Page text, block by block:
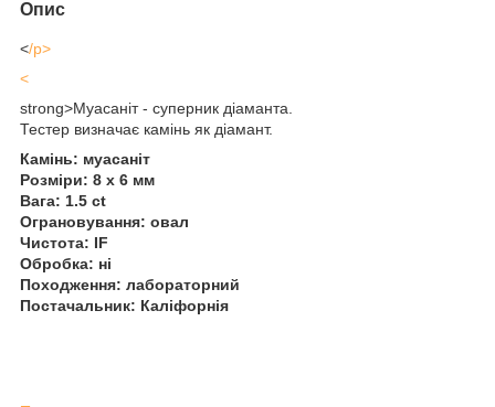
Опис
</p>
<
strong>Муасаніт - суперник діаманта.
Тестер визначає камінь як діамант.
Камінь: муасаніт
Розміри: 8 х 6 мм
Вага: 1.5 ct
Ограновування: овал
Чистота: IF
Обробка: ні
Походження: лабораторний
Постачальник: Каліфорнія